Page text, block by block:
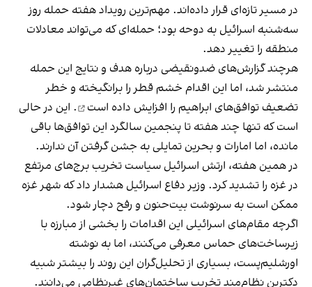
در مسیر تازه‌ای قرار داده‌اند. مهم‌ترین رویداد هفته حمله روز
سه‌شنبه اسرائیل به دوحه بود؛ حمله‌ای که می‌تواند معادلات
منطقه را تغییر دهد.
هرچند گزارش‌های ضدونقیضی درباره هدف و نتایج این حمله
منتشر شد، اما این اقدام خشم قطر را برانگیخته و خطر
تضعیف توافق‌های ابراهیم را افزایش داده است
. این در حالی
است که تنها چند هفته تا پنجمین سالگرد این توافق‌ها باقی
مانده، اما امارات و بحرین تمایلی به جشن گرفتن آن ندارند.
در همین هفته، ارتش اسرائیل سیاست تخریب برج‌های مرتفع
در غزه را تشدید کرد. وزیر دفاع اسرائیل هشدار داد که شهر غزه
ممکن است به سرنوشت بیت‌حنون و رفح دچار شود.
اگرچه مقام‌های اسرائیلی این اقدامات را بخشی از مبارزه با
زیرساخت‌های حماس معرفی می‌کنند، اما به نوشته
اورشلیم‌پست، بسیاری از تحلیل‌گران این روند را بیشتر شبیه
دکترین نظام‌مند تخریب ساختمان‌های غیرنظامی می‌دانند.